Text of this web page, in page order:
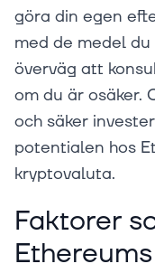
göra din egen
med de medel
överväg att
om du är osäker.
och säker
potentialen hos
kryptovaluta.
Faktorer